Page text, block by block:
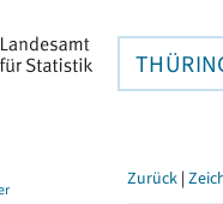
Zurück |